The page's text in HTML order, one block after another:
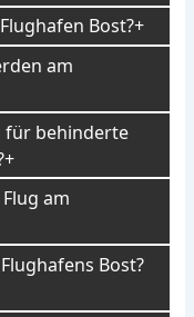
Bost?
am
für behinderte
am
Bost?